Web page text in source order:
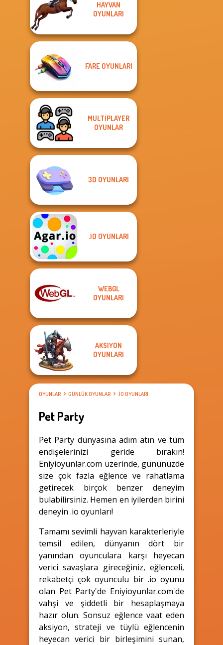
HAYVAN
OYUNLARI
FARE OYUNLARI
MULTIPLAYER
OYUNLAR
3D OYUNLARI
.IO OYUNLARI
WEBGL
OYUNLARI
AKSIYON
OYUNLARI
OYUNLAR GÜNLÜK OYUNLAR .IO OYUNLARI
Pet Party
Pet Party dünyasına adım atın ve tüm
endişelerinizi geride bırakın!
Eniyioyunlar.com üzerinde, gününüzde
size çok fazla eğlence ve rahatlama
getirecek birçok benzer deneyim
bulabilirsiniz. Hemen en iyilerden birini
deneyin .io oyunları!
Tamamı sevimli hayvan karakterleriyle
temsil edilen, dünyanın dört bir
yanından oyunculara karşı heyecan
verici savaşlara gireceğiniz, eğlenceli,
rekabetçi çok oyunculu bir .io oyunu
olan Pet Party'de Eniyioyunlar.com'de
vahşi ve şiddetli bir hesaplaşmaya
hazır olun. Sonsuz eğlence vaat eden
aksiyon, strateji ve tüylü eğlencenin
heyecan verici bir birleşimini sunan,